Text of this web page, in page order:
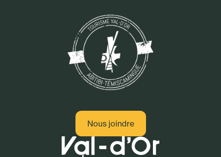
Nous joindre